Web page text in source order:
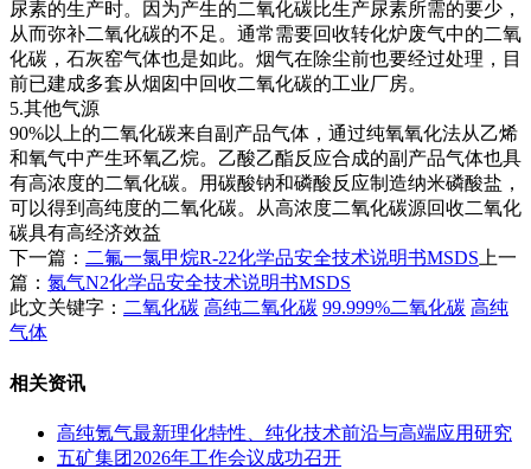
尿素的生产时。因为产生的二氧化碳比生产尿素所需的要少，
从而弥补二氧化碳的不足。通常需要回收转化炉废气中的二氧
化碳，石灰窑气体也是如此。烟气在除尘前也要经过处理，目
前已建成多套从烟囱中回收二氧化碳的工业厂房。
5.其他气源
90%以上的二氧化碳来自副产品气体，通过纯氧氧化法从乙烯
和氧气中产生环氧乙烷。乙酸乙酯反应合成的副产品气体也具
有高浓度的二氧化碳。用碳酸钠和磷酸反应制造纳米磷酸盐，
可以得到高纯度的二氧化碳。从高浓度二氧化碳源回收二氧化
碳具有高经济效益
下一篇： 二氟一氯甲烷R-22化学品安全技术说明书MSDS 上一
篇： 氮气N2化学品安全技术说明书MSDS
此文关键字： 二氧化碳 高纯二氧化碳 99.999%二氧化碳 高纯
气体
相关资讯
高纯氪气最新理化特性、纯化技术前沿与高端应用研究
五矿集团2026年工作会议成功召开